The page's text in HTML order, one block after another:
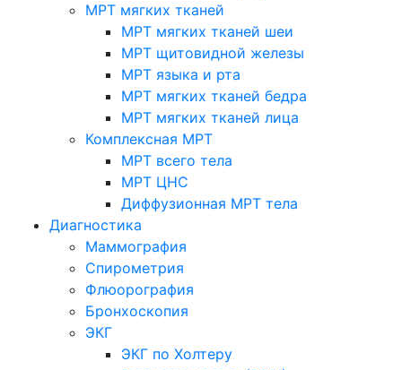
МРТ мягких тканей
МРТ мягких тканей шеи
МРТ щитовидной железы
МРТ языка и рта
МРТ мягких тканей бедра
МРТ мягких тканей лица
Комплексная МРТ
МРТ всего тела
МРТ ЦНС
Диффузионная МРТ тела
Диагностика
Маммография
Спирометрия
Флюорография
Бронхоскопия
ЭКГ
ЭКГ по Холтеру